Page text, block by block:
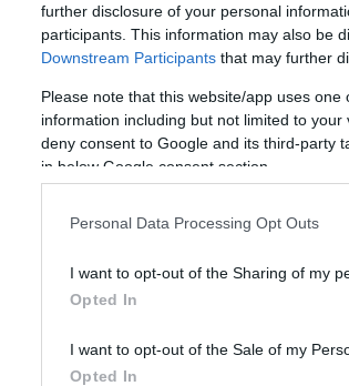
further disclosure of your personal
participants. This information may also be
Downstream Participants that may further
Please note that this website/app uses
information including but not limited to
deny consent to Google and its third-party
in below Google consent section.
Personal Data Processing Opt Outs
I want to opt-out of the Sharing of my
Opted In
I want to opt-out of the Sale of my
Opted In
Sunan en Pionyang alrededor de las 7:40
Todo ello según un comunicado el
han comunicado la detección de dos
al mar del Este desde la zona de